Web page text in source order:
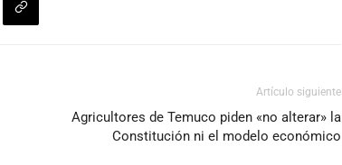
Artículo siguiente
Agricultores de Temuco piden «no alterar» la
Constitución ni el modelo económico